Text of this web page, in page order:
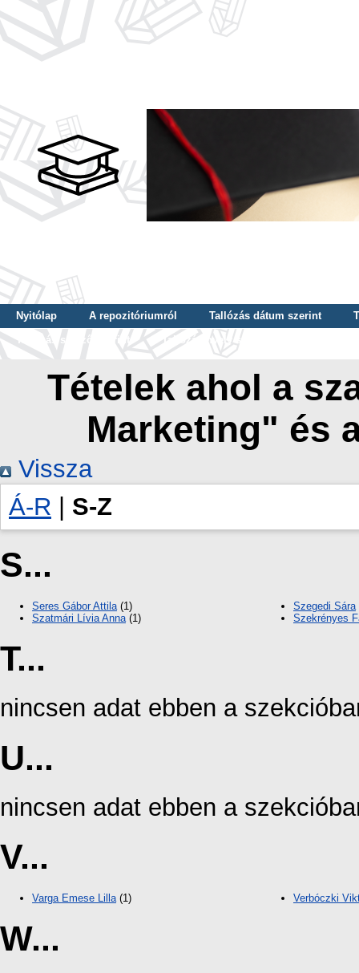
Nyitólap A repozitóriumról Tallózás dátum szerint
Tallózás szerző szerint
Tallózás nyelv szerint
Tételek ahol a
Marketing" és
Vissza
Á-R
S-Z
S...
Seres Gábor Attila(1)
Szatmári Lívia Anna(1)
Szegedi Sára
Szekrényes
T...
nincsen adat ebben a
U...
nincsen adat ebben a
V...
Varga Emese Lilla (1) Verbóczki
W...